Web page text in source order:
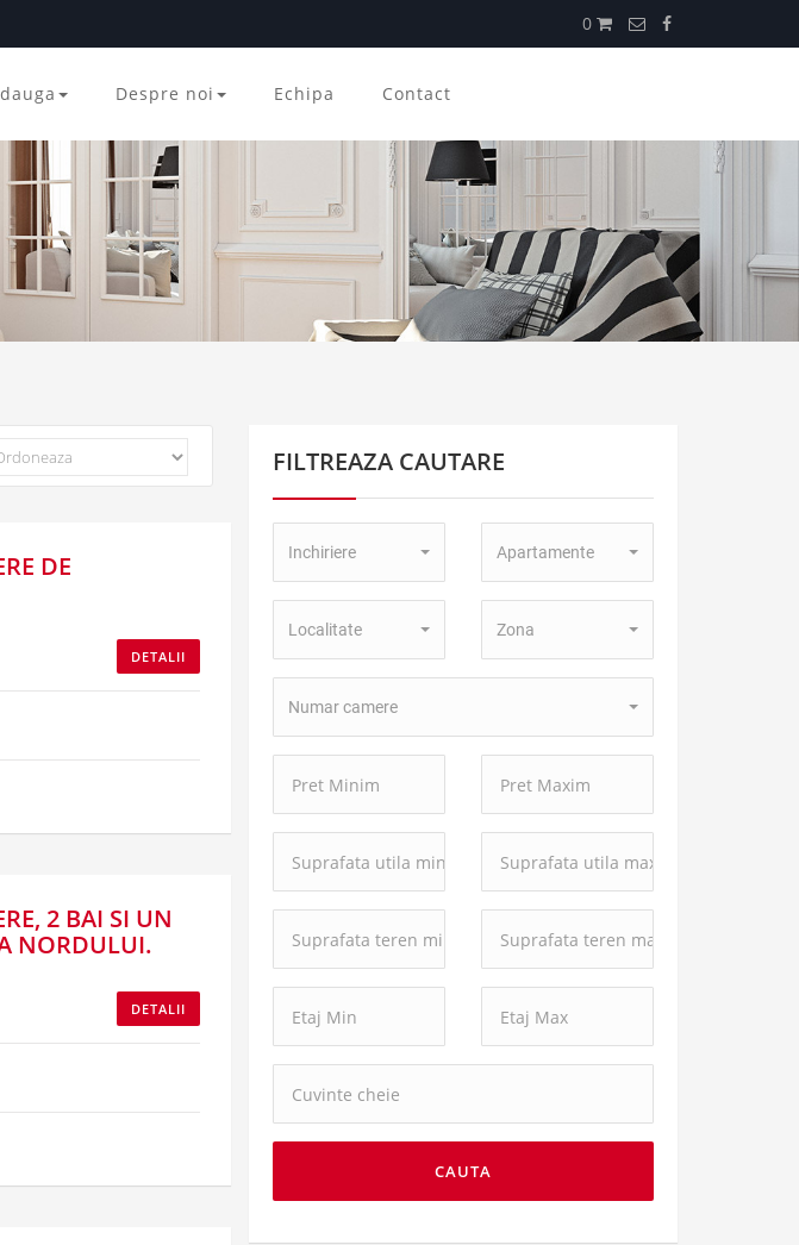
0
Despre noi Echipa Contact
DE
DETALII
2 BAI SI UN
NORDULUI.
DETALII
FILTREAZA CAUTARE
Tranzactie:
Inchiriere
Proprietate:
Apartamente
Localitate Zona
camere:
Numar camere
Minim:
Maxim:
utila
minima:
utila
maxima:
teren
minima:
teren
maxima:
cheie:
CAUTA